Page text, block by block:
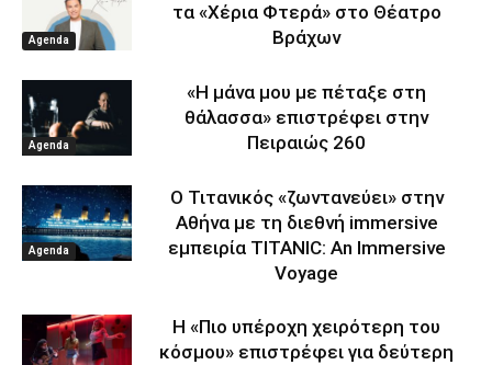
Agenda
τα «Χέρια Φτερά» στο Θέατρο
Βράχων
Agenda
«Η μάνα μου με πέταξε στη
θάλασσα» επιστρέφει στην
Πειραιώς 260
Agenda
Ο Τιτανικός «ζωντανεύει» στην
Αθήνα με τη διεθνή immersive
εμπειρία TITANIC: An Immersive
Voyage
Η «Πιο υπέροχη χειρότερη του
κόσμου» επιστρέφει για δεύτερη